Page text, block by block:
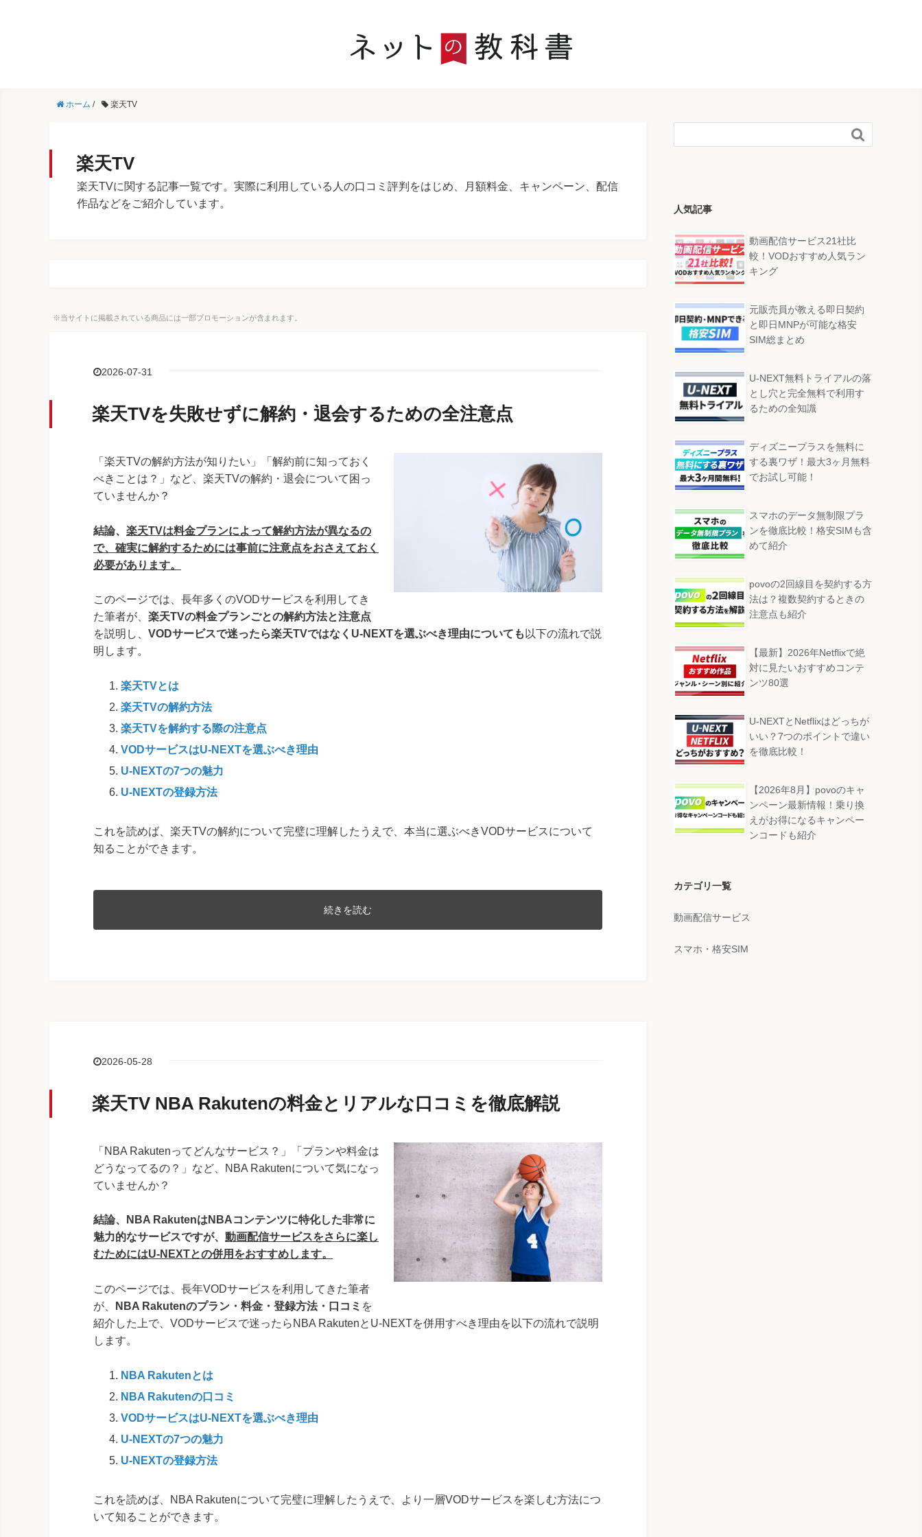
ホーム / 楽天TV
楽天TV
楽天TVに関する記事一覧です。実際に利用している人の口コミ評判をはじめ、月額料金、キャンペーン、配信
作品などをご紹介しています。
※当サイトに掲載されている商品には一部プロモーションが含まれます。
2026-07-31
楽天TVを失敗せずに解約・退会するための全注意点
「楽天TVの解約方法が知りたい」「解約前に知っておく
べきことは？」など、楽天TVの解約・退会について困っ
ていませんか？
結論、 楽天TVは料金プランによって解約方法が異なるの
で、確実に解約するためには事前に注意点をおさえておく
必要があります。
このページでは、長年多くのVODサービスを利用してき
た筆者が、 楽天TVの料金プランごとの解約方法と注意点
を説明し、 VODサービスで迷ったら楽天TVではなくU-NEXTを選ぶべき理由についても 以下の流れで説
明します。
楽天TVとは
楽天TVの解約方法
楽天TVを解約する際の注意点
VODサービスはU-NEXTを選ぶべき理由
U-NEXTの7つの魅力
U-NEXTの登録方法
これを読めば、楽天TVの解約について完璧に理解したうえで、本当に選ぶべきVODサービスについて
知ることができます。
続きを読む
2026-05-28
楽天TV NBA Rakutenの料金とリアルな口コミを徹底解説
「NBA Rakutenってどんなサービス？」「プランや料金は
どうなってるの？」など、NBA Rakutenについて気になっ
ていませんか？
結論、NBA RakutenはNBAコンテンツに特化した非常に
魅力的なサービスですが、 動画配信サービスをさらに楽し
むためにはU-NEXTとの併用をおすすめします。
このページでは、長年VODサービスを利用してきた筆者
が、
NBA Rakutenのプラン・料金・登録方法・口コミ を
紹介した上で、VODサービスで迷ったらNBA RakutenとU-NEXTを併用すべき理由を以下の流れで説明
します。
NBA Rakutenとは
NBA Rakutenの口コミ
VODサービスはU-NEXTを選ぶべき理由
U-NEXTの7つの魅力
U-NEXTの登録方法
これを読めば、NBA Rakutenについて完璧に理解したうえで、より一層VODサービスを楽しむ方法につ
いて知ることができます。

人気記事
動画配信サービス21社比
較！VODおすすめ人気ラン
キング
元販売員が教える即日契約
と即日MNPが可能な格安
SIM総まとめ
U-NEXT無料トライアルの落
とし穴と完全無料で利用す
るための全知識
ディズニープラスを無料に
する裏ワザ！最大3ヶ月無料
でお試し可能！
スマホのデータ無制限プラ
ンを徹底比較！格安SIMも含
めて紹介
povoの2回線目を契約する方
法は？複数契約するときの
注意点も紹介
【最新】2026年Netflixで絶
対に見たいおすすめコンテ
ンツ80選
U-NEXTとNetflixはどっちが
いい？7つのポイントで違い
を徹底比較！
【2026年8月】povoのキャ
ンペーン最新情報！乗り換
えがお得になるキャンペー
ンコードも紹介
カテゴリ一覧
動画配信サービス
スマホ・格安SIM